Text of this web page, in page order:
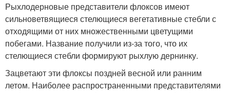
Рыхлодерновые представители флоксов имеют
сильноветвящиеся стелющиеся вегетативные стебли с
отходящими от них множественными цветущими
побегами. Название получили из-за того, что их
стелющиеся стебли формируют рыхлую дернинку.
Зацветают эти флоксы поздней весной или ранним
летом. Наиболее распространенными представителями